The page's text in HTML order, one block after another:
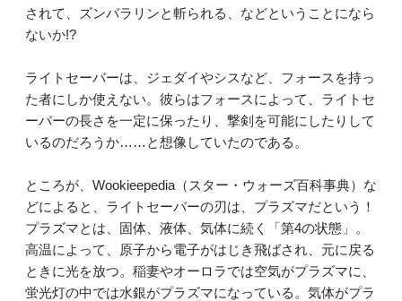
されて、ズンバラリンと斬られる、などということになら
ないか!?
ライトセーバーは、ジェダイやシスなど、フォースを持っ
た者にしか使えない。彼らはフォースによって、ライトセ
ーバーの長さを一定に保ったり、撃剣を可能にしたりして
いるのだろうか……と想像していたのである。
ところが、Wookieepedia（スター・ウォーズ百科事典）な
どによると、ライトセーバーの刃は、プラズマだという！
プラズマとは、固体、液体、気体に続く「第4の状態」。
高温によって、原子から電子がはじき飛ばされ、元に戻る
ときに光を放つ。稲妻やオーロラでは空気がプラズマに、
蛍光灯の中では水銀がプラズマになっている。気体がプラ